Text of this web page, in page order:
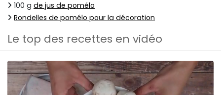
100 g de jus de pomélo
Rondelles de pomélo pour la décoration
Le top des recettes en vidéo